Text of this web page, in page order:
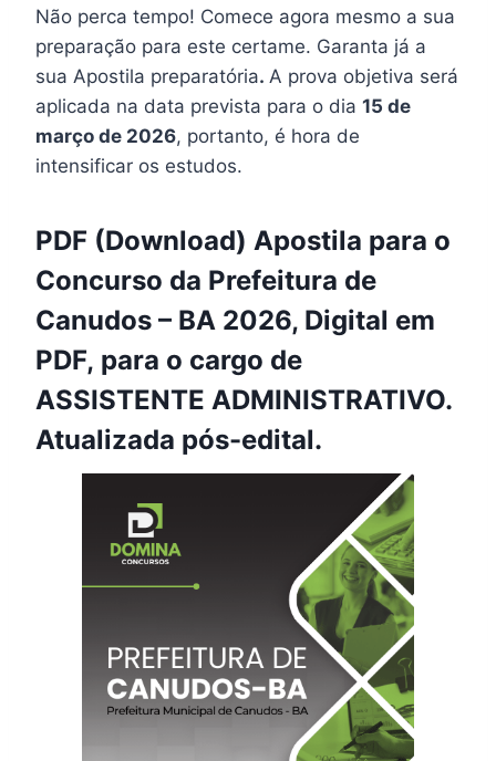
Não perca tempo! Comece agora mesmo a sua
preparação para este certame. Garanta já a
sua Apostila preparatória. A prova objetiva será
aplicada na data prevista para o dia 15 de
março de 2026, portanto, é hora de
intensificar os estudos.
PDF (Download) Apostila para o
Concurso da Prefeitura de
Canudos – BA 2026, Digital em
PDF, para o cargo de
ASSISTENTE ADMINISTRATIVO.
Atualizada pós-edital.